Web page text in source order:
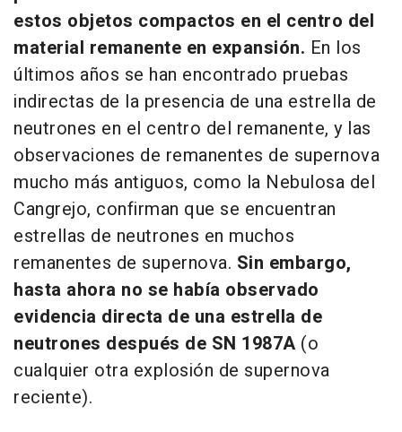
estos objetos compactos en el centro del
material remanente en expansión. En los
últimos años se han encontrado pruebas
indirectas de la presencia de una estrella de
neutrones en el centro del remanente, y las
observaciones de remanentes de supernova
mucho más antiguos, como la Nebulosa del
Cangrejo, confirman que se encuentran
estrellas de neutrones en muchos
remanentes de supernova. Sin embargo,
hasta ahora no se había observado
evidencia directa de una estrella de
neutrones después de SN 1987A (o
cualquier otra explosión de supernova
reciente).